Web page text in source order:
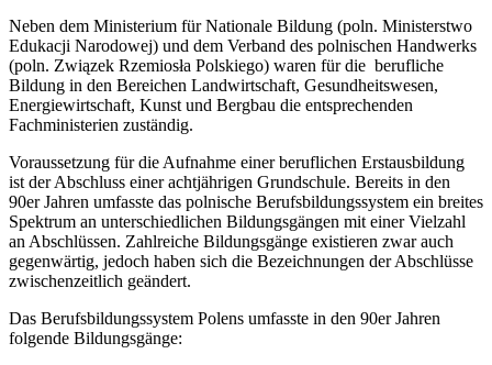
Neben dem Ministerium für Nationale Bildung (poln. Ministerstwo
Edukacji Narodowej) und dem Verband des polnischen Handwerks
(poln. Związek Rzemiosła Polskiego) waren für die berufliche
Bildung in den Bereichen Landwirtschaft, Gesundheitswesen,
Energiewirtschaft, Kunst und Bergbau die entsprechenden
Fachministerien zuständig.
Voraussetzung für die Aufnahme einer beruflichen Erstausbildung
ist der Abschluss einer achtjährigen Grundschule. Bereits in den
90er Jahren umfasste das polnische Berufsbildungssystem ein breites
Spektrum an unterschiedlichen Bildungsgängen mit einer Vielzahl
an Abschlüssen. Zahlreiche Bildungsgänge existieren zwar auch
gegenwärtig, jedoch haben sich die Bezeichnungen der Abschlüsse
zwischenzeitlich geändert.
Das Berufsbildungssystem Polens umfasste in den 90er Jahren
folgende Bildungsgänge: